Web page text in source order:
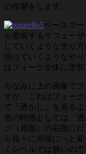
の作製をします。
ベースコ
ら塗装するサフェー
していくような塗り
掛けていくようなや
はフォーク全体に塗装
ちなみに上の画像で
すが、これはフォー
て「透かし」を見る
色の特徴としては「
ク（画面）の右側に
ら徐々に赤味にへと
くレベルでは無いので